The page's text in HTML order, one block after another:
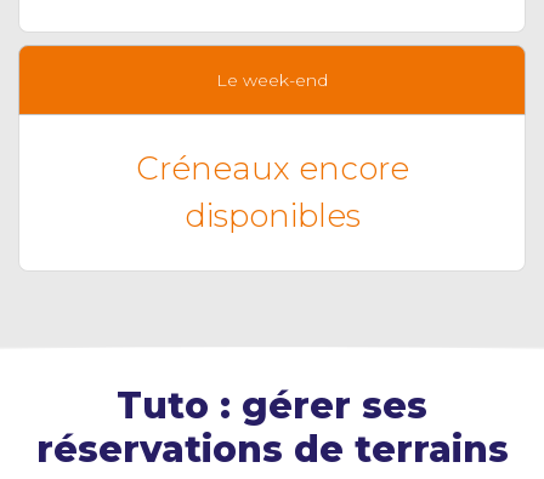
Le week-end
Créneaux encore
disponibles
Tuto : gérer ses
réservations de terrains